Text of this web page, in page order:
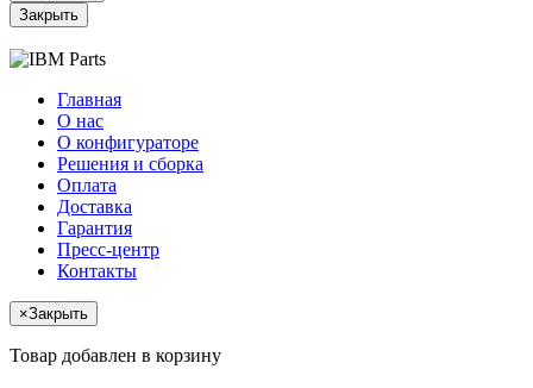
Закрыть
Главная
О нас
О конфигураторе
Решения и сборка
Оплата
Доставка
Гарантия
Пресс-центр
Контакты
×Закрыть
Товар добавлен в корзину